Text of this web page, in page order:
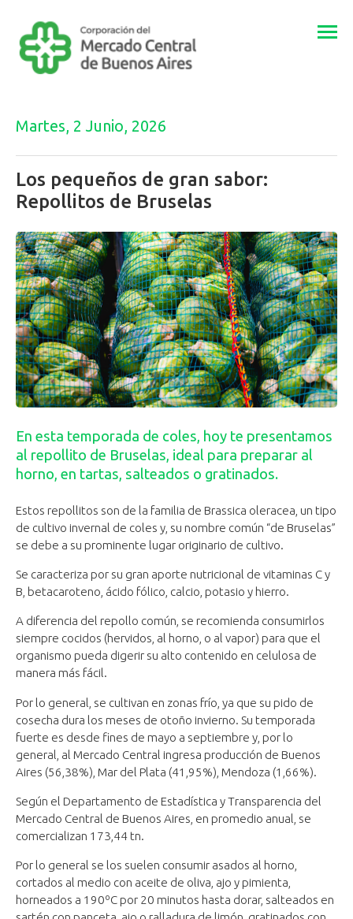
Martes, 2 Junio, 2026
Los pequeños de gran sabor:
Repollitos de Bruselas
En esta temporada de coles, hoy te presentamos
al repollito de Bruselas, ideal para preparar al
horno, en tartas, salteados o gratinados.
Estos repollitos son de la familia de Brassica oleracea, un tipo
de cultivo invernal de coles y, su nombre común “de Bruselas”
se debe a su prominente lugar originario de cultivo.
Se caracteriza por su gran aporte nutricional de vitaminas C y
B, betacaroteno, ácido fólico, calcio, potasio y hierro.
A diferencia del repollo común, se recomienda consumirlos
siempre cocidos (hervidos, al horno, o al vapor) para que el
organismo pueda digerir su alto contenido en celulosa de
manera más fácil.
Por lo general, se cultivan en zonas frío, ya que su pido de
cosecha dura los meses de otoño invierno. Su temporada
fuerte es desde fines de mayo a septiembre y, por lo
general, al Mercado Central ingresa producción de Buenos
Aires (56,38%), Mar del Plata (41,95%), Mendoza (1,66%).
Según el Departamento de Estadística y Transparencia del
Mercado Central de Buenos Aires, en promedio anual, se
comercializan 173,44 tn.
Por lo general se los suelen consumir asados al horno,
cortados al medio con aceite de oliva, ajo y pimienta,
horneados a 190ºC por 20 minutos hasta dorar, salteados en